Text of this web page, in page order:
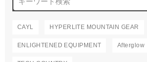
CAYL HYPERLITE MOUNTAIN GEAR
ENLIGHTENED EQUIPMENT Afterglow